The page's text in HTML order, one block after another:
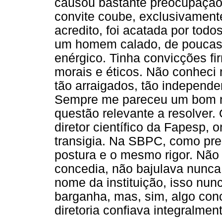
causou bastante
convite coube,
acredito, foi acatada por
um homem calado, de
enérgico. Tinha convicções
morais e éticos. Não
tão arraigados, tão
Sempre me pareceu um
questão relevante a
diretor científico da Fapesp,
transigia. Na SBPC, como
postura e o mesmo rigor.
concedia, não bajulava
nome da instituição, isso
barganha, mas, sim, algo
diretoria confiava